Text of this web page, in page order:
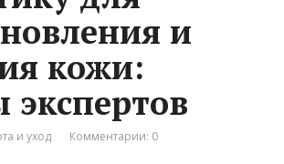
и
кожи:
экспертов
и уход Комментарии: 0